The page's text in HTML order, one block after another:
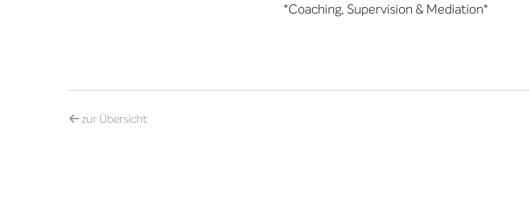
*Coaching, Supervision & Mediation*
zurÜbersicht